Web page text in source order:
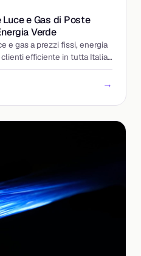
e Gas di Poste
Verde
e gas a prezzi fissi, energia
efficiente in tutta Italia.
→